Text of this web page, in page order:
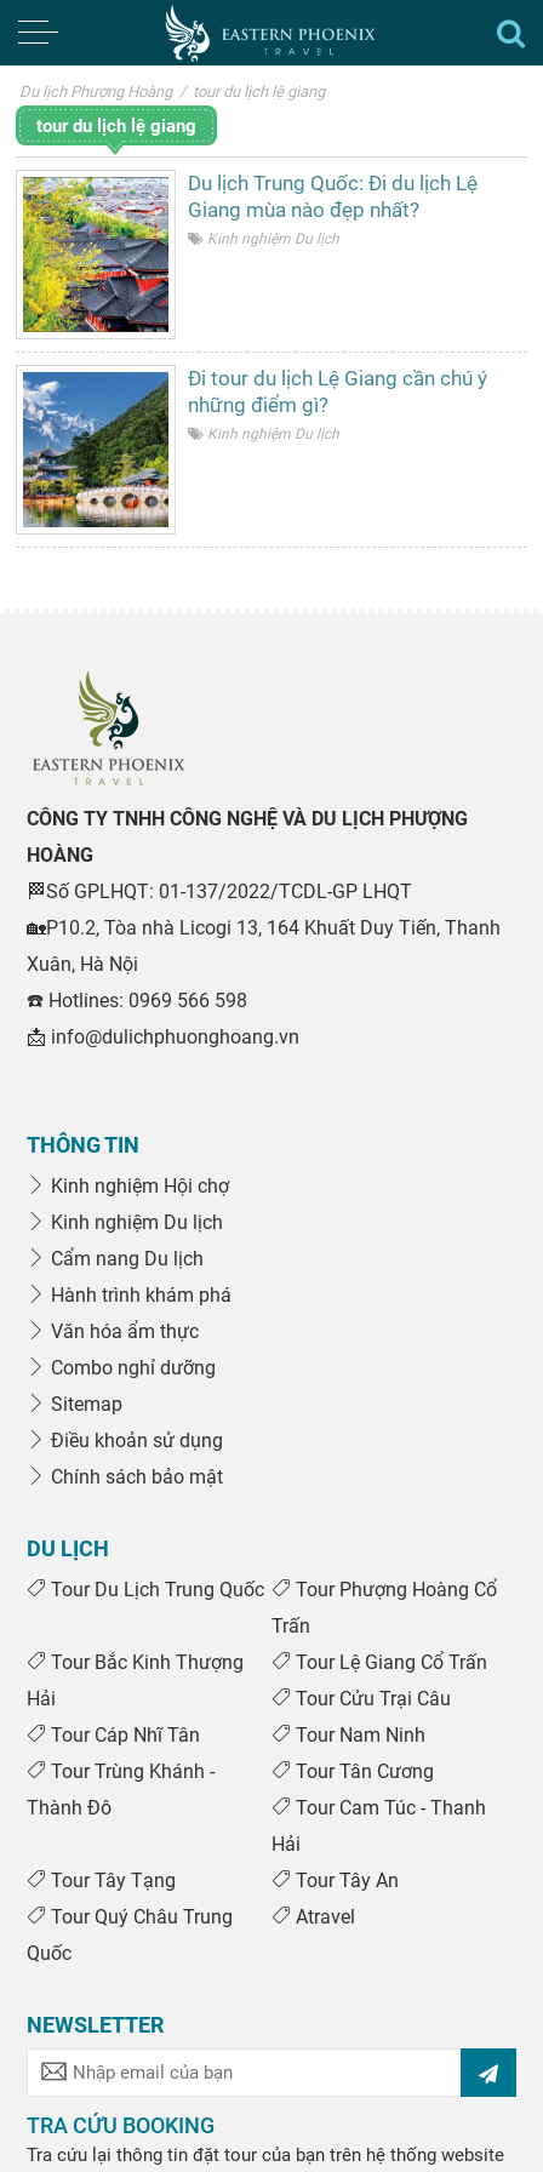
Du lịch Phượng Hoàng / tour du lịch lệ giang
tour du lịch lệ giang
Du lịch Trung Quốc: Đi du lịch Lệ
Giang mùa nào đẹp nhất?
Kinh nghiệm Du lịch
Đi tour du lịch Lệ Giang cần chú ý
những điểm gì?
Kinh nghiệm Du lịch
CÔNG TY TNHH CÔNG NGHỆ VÀ DU LỊCH PHƯỢNG
HOÀNG
🏁Số GPLHQT: 01-137/2022/TCDL-GP LHQT
🏡P10.2, Tòa nhà Licogi 13, 164 Khuất Duy Tiến, Thanh
Xuân, Hà Nội
☎️ Hotlines: 0969 566 598
📩 info@dulichphuonghoang.vn
THÔNG TIN
Kinh nghiệm Hội chợ
Kinh nghiệm Du lịch
Cẩm nang Du lịch
Hành trình khám phá
Văn hóa ẩm thực
Combo nghỉ dưỡng
Sitemap
Điều khoản sử dụng
Chính sách bảo mật
DU LỊCH
Tour Du Lịch Trung Quốc
Tour Phượng Hoàng Cổ
Trấn
Tour Bắc Kinh Thượng
Hải
Tour Lệ Giang Cổ Trấn
Tour Cửu Trại Câu
Tour Cáp Nhĩ Tân
Tour Nam Ninh
Tour Trùng Khánh -
Thành Đô
Tour Tân Cương
Tour Cam Túc - Thanh
Hải
Tour Tây Tạng
Tour Tây An
Tour Quý Châu Trung
Quốc
Atravel
NEWSLETTER
TRA CỨU BOOKING
Tra cứu lại thông tin đặt tour của bạn trên hệ thống website